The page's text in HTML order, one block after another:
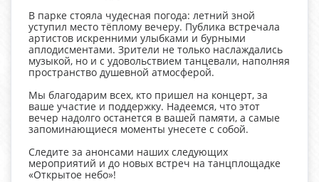
В парке стояла чудесная погода: летний зной
уступил место тёплому вечеру. Публика встречала
артистов искренними улыбками и бурными
аплодисментами. Зрители не только наслаждались
музыкой, но и с удовольствием танцевали, наполняя
пространство душевной атмосферой.
Мы благодарим всех, кто пришел на концерт, за
ваше участие и поддержку. Надеемся, что этот
вечер надолго останется в вашей памяти, а самые
запоминающиеся моменты унесете с собой.
Следите за анонсами наших следующих
мероприятий и до новых встреч на танцплощадке
«Открытое небо»!